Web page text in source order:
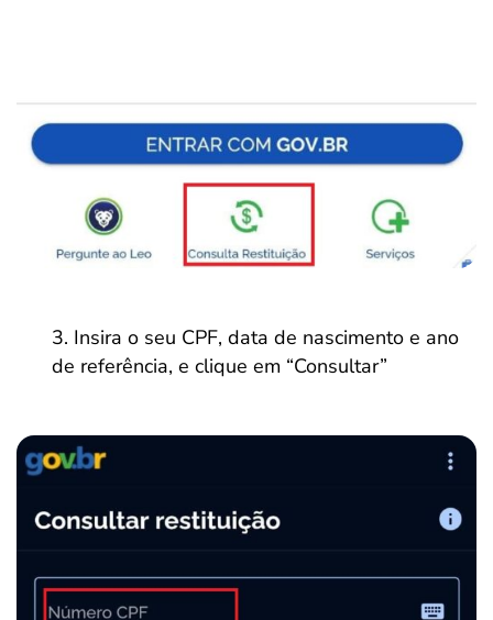
Insira o seu CPF, data de nascimento e ano
de referência, e clique em “Consultar”